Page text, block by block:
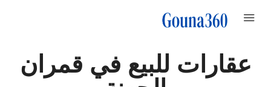
عقارات للبيع في قمران